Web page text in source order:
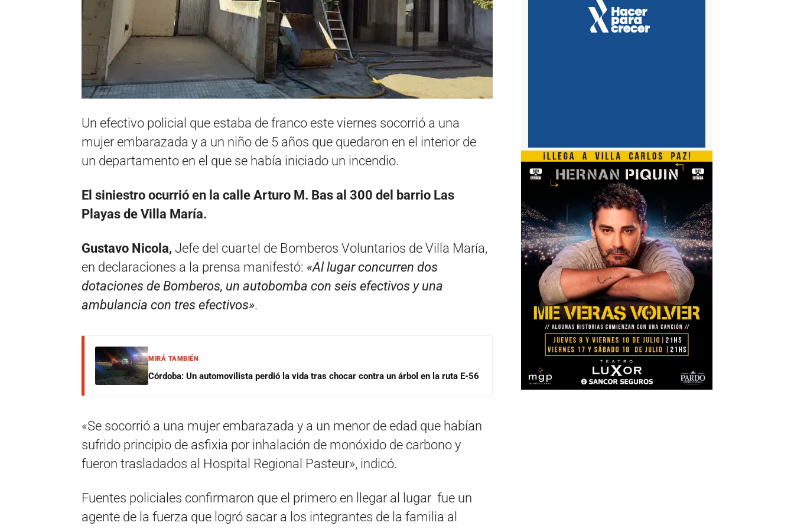
Un efectivo policial que estaba de franco este viernes socorrió a una
mujer embarazada y a un niño de 5 años que quedaron en el interior de
un departamento en el que se había iniciado un incendio.
El siniestro ocurrió en la calle Arturo M. Bas al 300 del barrio Las
Playas de Villa María.
Gustavo Nicola, Jefe del cuartel de Bomberos Voluntarios de Villa María,
en declaraciones a la prensa manifestó: «Al lugar concurren dos
dotaciones de Bomberos, un autobomba con seis efectivos y una
ambulancia con tres efectivos».
MIRÁ TAMBIÉN
Córdoba: Un automovilista perdió la vida tras chocar contra un árbol en la ruta E-56
«Se socorrió a una mujer embarazada y a un menor de edad que habían
sufrido principio de asfixia por inhalación de monóxido de carbono y
fueron trasladados al Hospital Regional Pasteur», indicó.
Fuentes policiales confirmaron que el primero en llegar al lugar fue un
agente de la fuerza que logró sacar a los integrantes de la familia al